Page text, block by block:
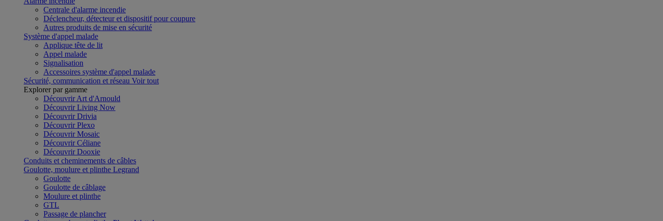
Centrale d'alarme incendie
Déclencheur, détecteur et dispositif pour coupure
Autres produits de mise en sécurité
Système d'appel malade
Applique tête de lit
Appel malade
Signalisation
Accessoires système d'appel malade
Sécurité, communication et réseau Voir tout
Explorer par gamme
Découvrir Art d'Arnould
Découvrir Living Now
Découvrir Drivia
Découvrir Plexo
Découvrir Mosaic
Découvrir Céliane
Découvrir Dooxie
Conduits et cheminements de câbles
Goulotte, moulure et plinthe Legrand
Goulotte
Goulotte de câblage
Moulure et plinthe
GTL
Passage de plancher